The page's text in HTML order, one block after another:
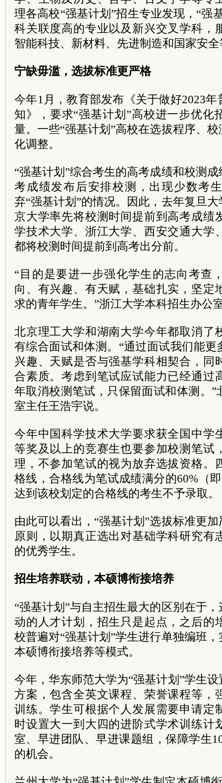
理各高校“强基计划”招生专业发现，“强
科关联度高的专业以及新兴交叉学科，
智能科技、新材料、先进制造和国家安
宁缺毋滥，选拔标准更严格
今年1月，教育部发布《关于做好2023
知》，要求“强基计划”高校进一步优化
量。一些“强基计划”高校在选拔程序、
化调整。
“强基计划”综合考生的高考成绩和校测
考成绩发布后安排校测，出现少数考
弃“强基计划”的情况。因此，去年复旦
京大学率先将校测时间提前到高考成绩
学技术大学、浙江大学、西安交通大学
都将校测时间提前到高考出分前。
“目的是要进一步强化学生的志向考查
向、有兴趣、有天赋，基础扎实，坚定
求的青年学生。”浙江大学本科招生办公
北京理工大学和湖南大学今年都取消了
有综合面试和体测。“通过面试我们能
兴趣、天赋是否与强基学科相契合，同
合素质。考虑到笔试应试能力已经通过
年取消校测笔试，只保留面试和体测。
室主任王浩宇说。
今年中国科学技术大学要求获全国中学
等奖及以上的竞赛生也要参加校测笔试
理，不参加笔试的视为放弃选拔资格。
格线，合格线为笔试成绩满分的60%（
达到该校划定的合格线的考生不予录取。
由此可以看出，“强基计划”选拔标准更
原则，以期真正选出对基础学科研究有
的优秀学生。
招生培养联动，本硕博衔接培养
“强基计划”与自主招生最大的区别在于
动的人才计划，招生只是起点，之后的
校普遍对“强基计划”学生进行单独编班
本硕博衔接培养等模式。
今年，华东师范大学为“强基计划”学生
方案，包含全英文课程、荣誉课程等，
训练。学生可根据个人发展需要申请定
时设置大一到大四的进阶式学术训练计
室、早进团队、早进课题组，保障学生
的机会。